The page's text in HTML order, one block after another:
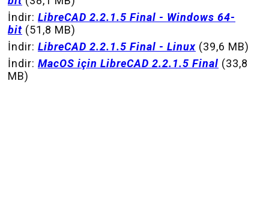
İndir: LibreCAD 2.2.1.5 Final - Windows 64-
bit (51,8 MB)
İndir: LibreCAD 2.2.1.5 Final - Linux (39,6 MB)
İndir: MacOS için LibreCAD 2.2.1.5 Final (33,8
MB)